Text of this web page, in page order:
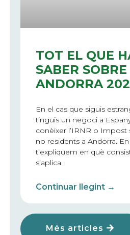
TOT EL QUE
SABER SOBRE
ANDORRA
En el cas que siguis
tinguis un negoci a
conèixer l’IRNR o Impost
no residents a Andorra.
t’expliquem en què
s’aplica.
Continuar llegint →
Més articles